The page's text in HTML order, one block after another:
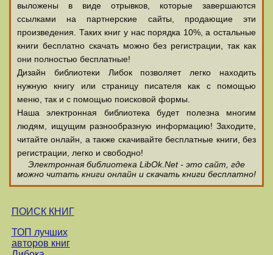
выложены в виде отрывков, которые завершаются
ссылками на партнерские сайты, продающие эти
произведения. Таких книг у нас порядка 10%, а остальные
книги бесплатно скачать можно без регистрации, так как
они полностью бесплатные!
Дизайн библиотеки Либок позволяет легко находить
нужную книгу или страницу писателя как с помощью
меню, так и с помощью поисковой формы.
Наша электронная библиотека будет полезна многим
людям, ищущим разнообразную информацию! Заходите,
читайте онлайн, а также скачивайте бесплатные книги, без
регистрации, легко и свободно!
Электронная библиотека LibOk.Net - это сайт, где
можно читать книги онлайн и скачать книги бесплатно!
ПОИСК КНИГ
ТОП лучших
авторов книг